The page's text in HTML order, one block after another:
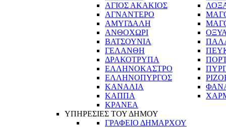
ΑΓΙΟΣ ΑΚΑΚΙΟΣ
ΑΓΝΑΝΤΕΡΟ
ΑΜΥΓΔΑΛΗ
ΑΝΘΟΧΩΡΙ
ΒΑΤΣΟΥΝΙΑ
ΓΕΛΑΝΘΗ
ΔΡΑΚΟΤΡΥΠΑ
ΕΛΛΗΝΟΚΑΣΤΡΟ
ΕΛΛΗΝΟΠΥΡΓΟΣ
ΚΑΝΑΛΙΑ
ΚΑΠΠΑ
ΚΡΑΝΕΑ
ΥΠΗΡΕΣΙΕΣ ΤΟΥ ΔΗΜΟΥ
ΓΡΑΦΕΙΟ ΔΗΜΑΡΧΟΥ